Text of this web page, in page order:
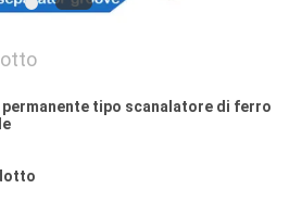
tipo scanalatore di ferro